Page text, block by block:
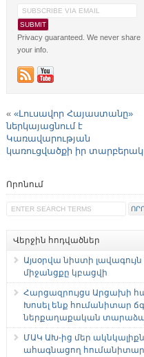
Privacy guaranteed. We never share
your info.
« «Լուսավոր Հայաստանը»
ներկայացնում է
Կառավարության
կառուցվածքի իր
Որոնում
Վերջին հոդվածներ
Այսօրվա նիստի
միջանցքը կբացվի
Հարցազրույցս Արցախի
Խոսել ենք հումանիտար
ներքաղաքական
ՄԱԿ ԱԽ-ից մեր
ահագնացող